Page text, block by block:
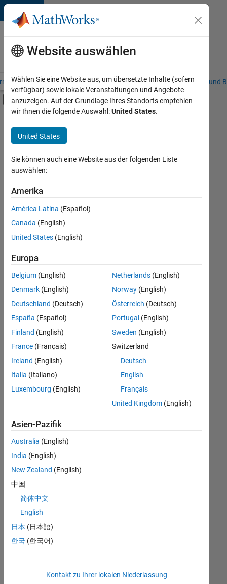
Weiter zum Inhalt
Karriere
bei
MathWorks
– Übersicht Stellensuche Niederlassungen Studierende und
Umschaltung für Off-Canvas-
Hauptinhalt
Commercial Sales
Inside Sales
Marketing Services
Business Model Team
Finance and Operations
Human Resources
Legal
+6
Derzeit
es
keine
offenen
Stellen,
Ihren
Suchkriterien
entsprechen.
können
die
Suchkriterien
weiter
fassen
oder
alle
Stellenangebote
anzeigen .
noch
keine
offenen
Stellen
können,
die
Ihren
entsprechen,
werden
unseres
Website auswählen
Wählen Sie eine Website aus, um übersetzte Inhalte (sofern
verfügbar) sowie lokale Veranstaltungen und Angebote
anzuzeigen. Auf der Grundlage Ihres Standorts empfehlen
wir Ihnen die folgende Auswahl:United States.
United States
Sie können auch eine Website aus der folgenden Liste
auswählen:
Amerika
América Latina (Español)
Canada (English)
United States (English)
Europa
Belgium (English)
Denmark (English)
Deutschland (Deutsch)
España (Español)
Finland (English)
France (Français)
Ireland (English)
Italia (Italiano)
Luxembourg (English)
Netherlands(English)
Norway(English)
Österreich (Deutsch)
Portugal (English)
Sweden (English)
Switzerland
Deutsch
English
Français
United Kingdom(English)
Asien-Pazifik
Australia (English)
India (English)
New Zealand (English)
中国
简体中文
English
日本 (日本語)
한국 (한국어)
Kontakt zu Ihrer lokalen Niederlassung